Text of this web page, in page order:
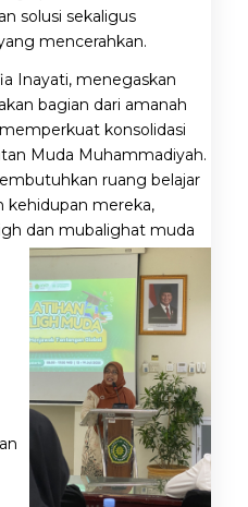
solusi sekaligus
mencerahkan.
Inayati, menegaskan
bagian dari amanah
konsolidasi
Muda Muhammadiyah.
ruang belajar
kehidupan mereka,
dan mubalighat muda